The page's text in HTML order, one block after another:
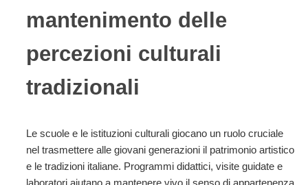
mantenimento delle
percezioni culturali
tradizionali
Le scuole e le istituzioni culturali giocano un ruolo cruciale
nel trasmettere alle giovani generazioni il patrimonio artistico
e le tradizioni italiane. Programmi didattici, visite guidate e